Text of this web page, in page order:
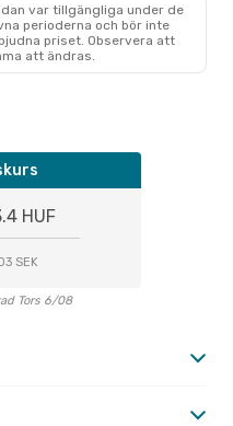
var tillgängliga under de
perioderna och bör inte
priset. Observera att
att ändras.
HUF
SEK
Tors 6/08